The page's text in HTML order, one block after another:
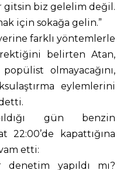
gitsin biz gelelim değil.
için sokağa gelin.”
farklı yöntemlerle
belirten Atan,
olmayacağını,
eylemlerini
gün benzin
22:00’de kapattığına
etti:
yapıldı mı?